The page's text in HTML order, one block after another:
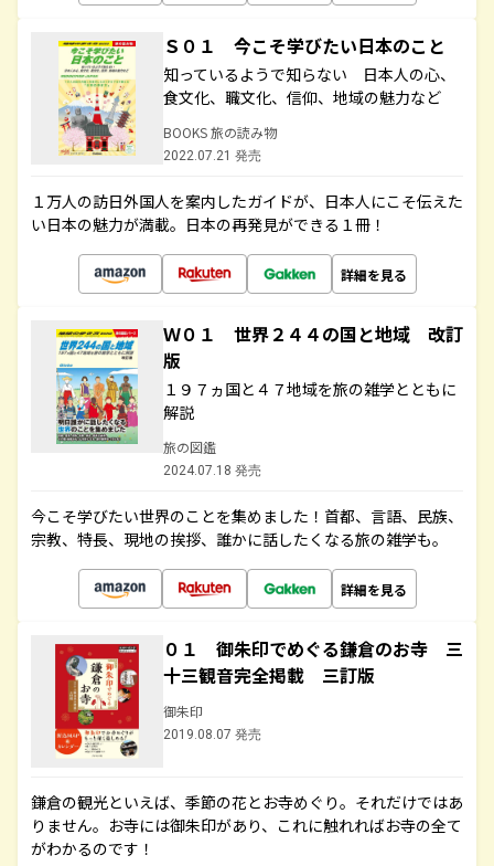
Ｓ０１ 今こそ学びたい日本のこと
知っているようで知らない 日本人の心、
食文化、職文化、信仰、地域の魅力など
BOOKS 旅の読み物
2022.07.21 発売
１万人の訪日外国人を案内したガイドが、日本人にこそ伝えた
い日本の魅力が満載。日本の再発見ができる１冊！
詳細を見る
Ｗ０１ 世界２４４の国と地域 改訂
版
１９７ヵ国と４７地域を旅の雑学とともに
解説
旅の図鑑
2024.07.18 発売
今こそ学びたい世界のことを集めました！首都、言語、民族、
宗教、特長、現地の挨拶、誰かに話したくなる旅の雑学も。
詳細を見る
０１ 御朱印でめぐる鎌倉のお寺 三
十三観音完全掲載 三訂版
御朱印
2019.08.07 発売
鎌倉の観光といえば、季節の花とお寺めぐり。それだけではあ
りません。お寺には御朱印があり、これに触れればお寺の全て
がわかるのです！